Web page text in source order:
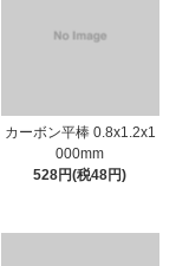
カーボン平棒 0.8x1.2x1
000mm
528円(税48円)